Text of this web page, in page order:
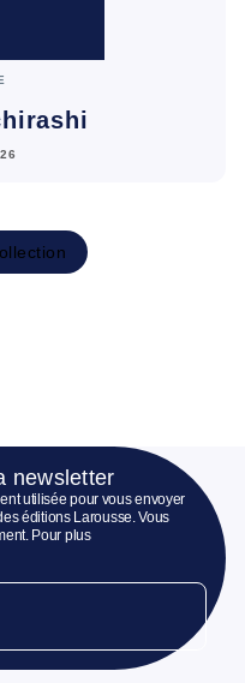
newsletter
utilisée pour vous envoyer
éditions Larousse. Vous
Pour plus